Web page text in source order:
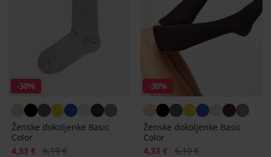
-30%
Ženske dokoljenke Basic
Color
Popust
4,33 € Prvobitna cijena
6,19 €
-30%
Ženske dokoljenke Basic
Color
Popust
4,33 € Prvobitna cijena
6,19 €